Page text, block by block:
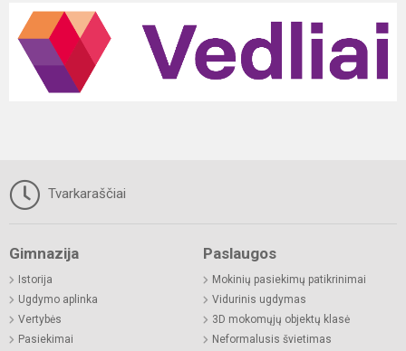
Tvarkaraščiai
Gimnazija
Istorija
Ugdymo aplinka
Vertybės
Pasiekimai
Paslaugos
Mokinių pasiekimų patikrinimai
Vidurinis ugdymas
3D mokomųjų objektų klasė
Neformalusis švietimas